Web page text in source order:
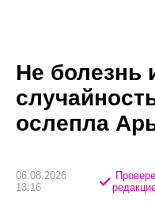
Не болезнь
ослепла
06.08.2026
13:16